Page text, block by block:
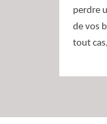
perdre
de vos
tout